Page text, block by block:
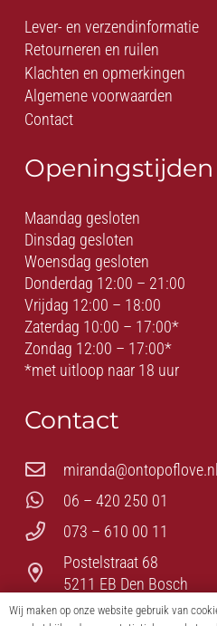
Lever- en verzendinformatie
Retourneren en ruilen
Klachten en opmerkingen
Algemene voorwaarden
Contact
Openingstijden
Maandag gesloten
Dinsdag gesloten
Woensdag gesloten
Donderdag 12:00 – 21:00
Vrijdag 12:00 – 18:00
Zaterdag 10:00 – 17:00*
Zondag 12:00 – 17:00*
*met uitloop naar 18 uur
Contact
miranda@ontopoflove.nl
06 – 420 250 01
073 – 610 00 11
Postelstraat 68
5211 EB Den Bosch
Wij maken op onze website gebruik van